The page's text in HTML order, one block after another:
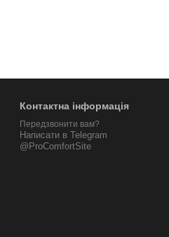
Контактна інформація
Передзвонити вам?
Написати в Telegram
@ProComfortSite